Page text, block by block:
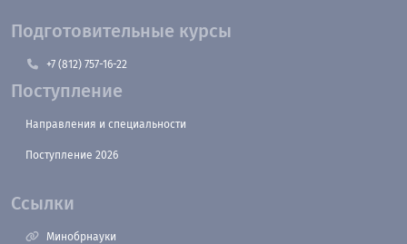
Подготовительные курсы
+7 (812) 757-16-22
Поступление
Направления и специальности
Поступление 2026
Ссылки
Минобрнауки